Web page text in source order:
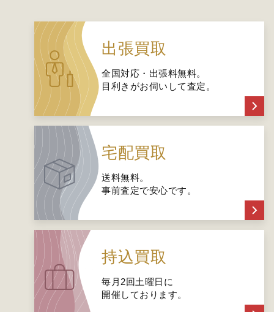
出張買取
全国対応・出張料無料。
目利きがお伺いして査定。
宅配買取
送料無料。
事前査定で安心です。
持込買取
毎月2回土曜日に
開催しております。